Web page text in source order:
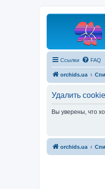
Ссылки FAQ
orchids.ua
Удалить
Вы уверены, что
orchids.ua